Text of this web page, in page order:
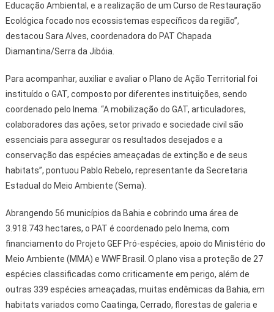
Educação Ambiental, e a realização de um Curso de Restauração
Ecológica focado nos ecossistemas específicos da região”,
destacou Sara Alves, coordenadora do PAT Chapada
Diamantina/Serra da Jibóia.
Para acompanhar, auxiliar e avaliar o Plano de Ação Territorial foi
instituído o GAT, composto por diferentes instituições, sendo
coordenado pelo Inema. “A mobilização do GAT, articuladores,
colaboradores das ações, setor privado e sociedade civil são
essenciais para assegurar os resultados desejados e a
conservação das espécies ameaçadas de extinção e de seus
habitats”, pontuou Pablo Rebelo, representante da Secretaria
Estadual do Meio Ambiente (Sema).
Abrangendo 56 municípios da Bahia e cobrindo uma área de
3.918.743 hectares, o PAT é coordenado pelo Inema, com
financiamento do Projeto GEF Pró-espécies, apoio do Ministério do
Meio Ambiente (MMA) e WWF Brasil. O plano visa a proteção de 27
espécies classificadas como criticamente em perigo, além de
outras 339 espécies ameaçadas, muitas endêmicas da Bahia, em
habitats variados como Caatinga, Cerrado, florestas de galeria e